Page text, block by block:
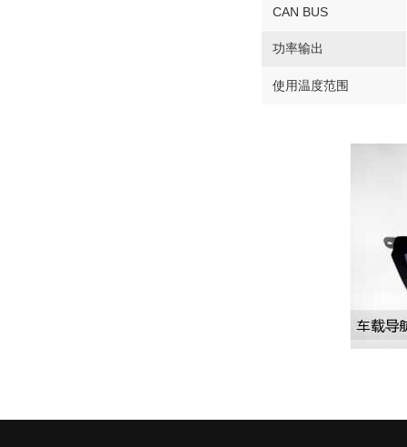
CAN BUS
功率输出
使用温度范围